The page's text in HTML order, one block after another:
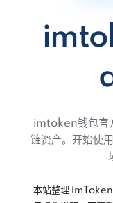
imtoken钱包官
链资产。开始使
本站整理 imToken